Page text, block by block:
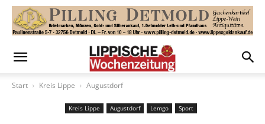
Start Kreis Lippe Augustdorf
Kreis Lippe Augustdorf Lemgo Sport